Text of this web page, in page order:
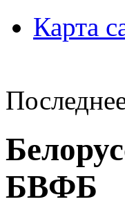
Карта
БВФБ